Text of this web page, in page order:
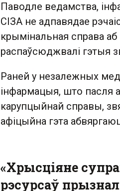
Паводле ведамства,
СІЗА не адпавядае
крымінальная справа
распаўсюджвалі гэтыя
Раней у незалежных
інфармацыя, што пасля
карупцыйнай справы,
афіцыйна гэта
«Хрысціяне
рэсурсаў